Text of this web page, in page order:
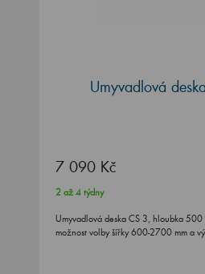
Umyvadlová
7 090 Kč
2 až 4 týdny
Umyvadlová deska CS 3, hloubka 500
možnost volby šířky 600-2700 mm a